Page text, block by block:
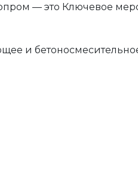
— это Ключевое
и